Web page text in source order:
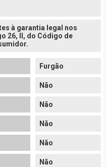
à garantia legal nos
26, II, do Código de
Furgão
Não
Não
Não
Não
Não